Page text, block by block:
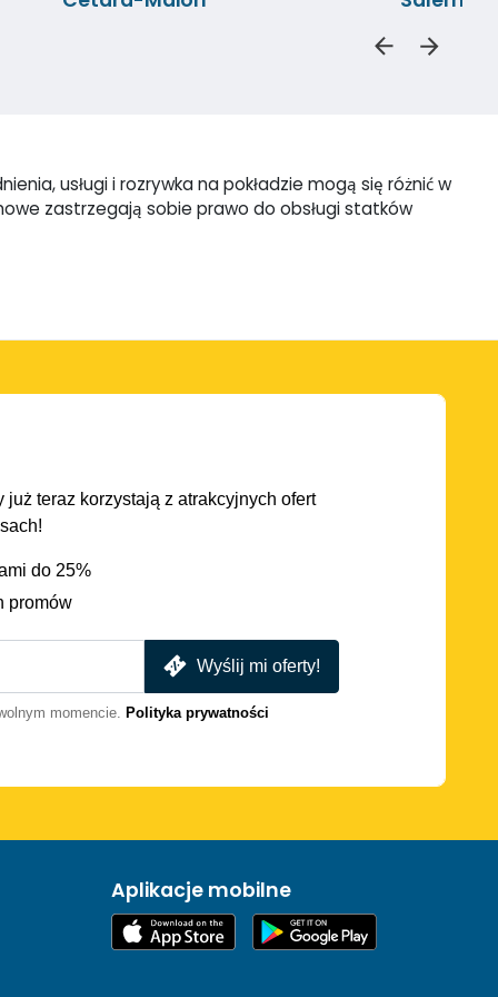
usługi i rozrywka na pokładzie mogą się różnić w
zastrzegają sobie prawo do obsługi statków
już teraz korzystają z atrakcyjnych ofert
do 25%
promów
Wyślij mi oferty!
momencie. Polityka prywatności
Aplikacje mobilne